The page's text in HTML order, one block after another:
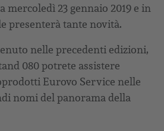
mercoledì 23 gennaio 2019 e in
presenterà tante novità.
nelle precedenti edizioni,
080 potrete assistere
Eurovo Service nelle
nomi del panorama della